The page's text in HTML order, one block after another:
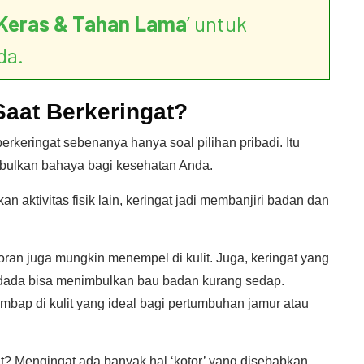
& Tahan Lama’ untuk
Berkeringat?
sebenanya hanya soal pilihan pribadi. Itu
bahaya bagi kesehatan Anda.
aktivitas fisik lain, keringat jadi membanjiri badan dan
juga mungkin menempel di kulit. Juga, keringat yang
bisa menimbulkan bau badan kurang sedap.
di kulit yang ideal bagi pertumbuhan jamur atau
Mengingat ada banyak hal ‘kotor’ yang disebabkan